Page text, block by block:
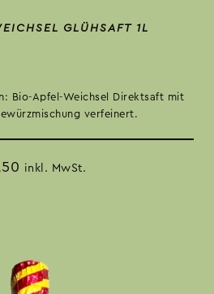
GLÜHSAFT 1L
Bio-Apfel-Weichsel Direktsaft mit
verfeinert.
inkl. MwSt.